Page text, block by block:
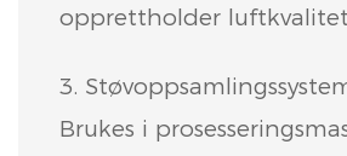
opprettholder
3.
Brukes i